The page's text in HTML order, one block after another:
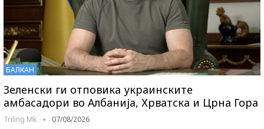
БАЛКАН
Зеленски ги отповика украинските
амбасадори во Албанија, Хрватска и Црна Гора
Triling Mk 07/08/2026